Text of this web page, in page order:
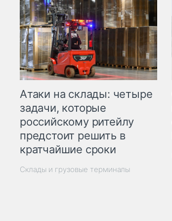
Атаки на склады: четыре
задачи, которые
российскому ритейлу
предстоит решить в
кратчайшие сроки
Склады и грузовые терминалы